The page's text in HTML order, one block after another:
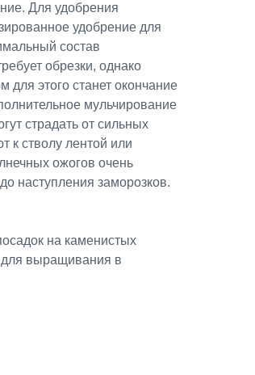
Для удобрения
удобрение для
состав
обрезки, однако
этого станет окончание
мульчирование
страдать от сильных
к стволу лентой или
ожогов очень
наступления заморозков.
на каменистых
для выращивания в